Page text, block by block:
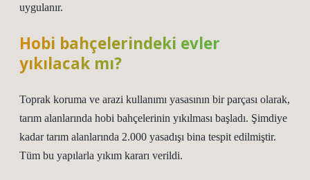
uygulanır.
Hobi bahçelerindeki evler
yıkılacak mı?
Toprak koruma ve arazi kullanımı yasasının bir parçası olarak,
tarım alanlarında hobi bahçelerinin yıkılması başladı. Şimdiye
kadar tarım alanlarında 2.000 yasadışı bina tespit edilmiştir.
Tüm bu yapılarla yıkım kararı verildi.